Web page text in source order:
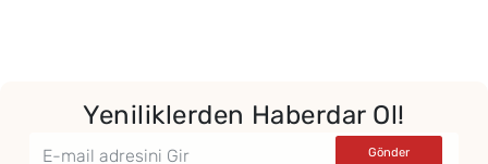
Yeniliklerden Haberdar Ol!